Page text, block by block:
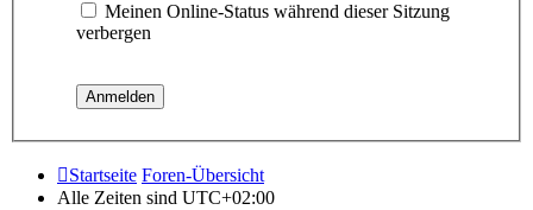
Meinen Online-Status während dieser Sitzung
verbergen
Startseite Foren-Übersicht
Alle Zeiten sind UTC+02:00